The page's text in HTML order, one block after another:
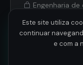
Quiz – A era
Este site utiliza
continuar
e com a